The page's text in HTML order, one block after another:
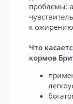
проблемы:
к ожирению
Что
кормов